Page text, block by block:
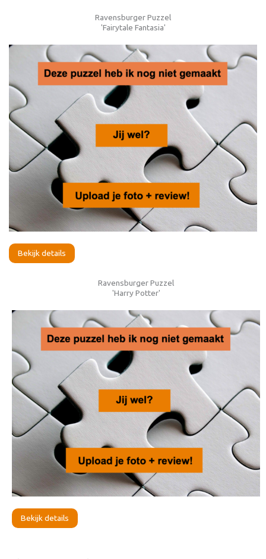
Ravensburger Puzzel
'Fairytale Fantasia'
Bekijk details
Ravensburger Puzzel
'Harry Potter'
Bekijk details